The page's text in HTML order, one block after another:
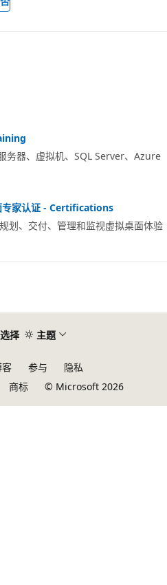
务器、虚拟机、SQL Server、Azure
家认证 - Certifications
划、交付、管理和监视虚拟桌面体验
择 主题
参与
隐私
商标 © Microsoft 2026